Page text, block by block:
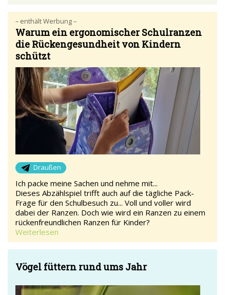
– enthält Werbung –
Warum ein ergonomischer Schulranzen
die Rückengesundheit von Kindern
schützt
Draußen
Ich packe meine Sachen und nehme mit...
Dieses Abzählspiel trifft auch auf die tägliche Pack-
Frage für den Schulbesuch zu... Voll und voller wird
dabei der Ranzen. Doch wie wird ein Ranzen zu einem
rückenfreundlichen Ranzen für Kinder?
Weiterlesen
Vögel füttern rund ums Jahr